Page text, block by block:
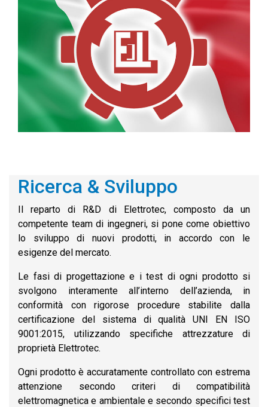
Ricerca & Sviluppo
Il reparto di R&D di Elettrotec, composto da un
competente team di ingegneri, si pone come obiettivo
lo sviluppo di nuovi prodotti, in accordo con le
esigenze del mercato.
Le fasi di progettazione e i test di ogni prodotto si
svolgono interamente all’interno dell’azienda, in
conformità con rigorose procedure stabilite dalla
certificazione del sistema di qualità UNI EN ISO
9001:2015, utilizzando specifiche attrezzature di
proprietà Elettrotec.
Ogni prodotto è accuratamente controllato con estrema
attenzione secondo criteri di compatibilità
elettromagnetica e ambientale e secondo specifici test